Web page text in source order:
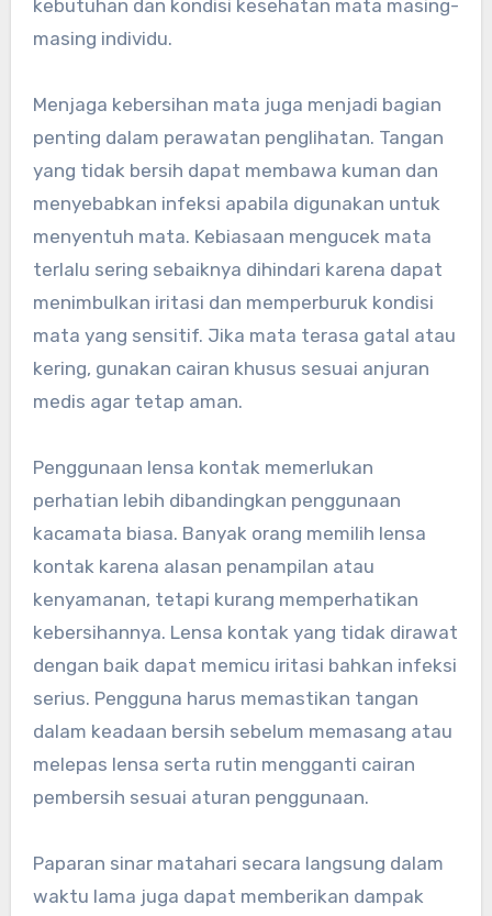
kebutuhan dan kondisi kesehatan mata masing-
masing individu.
Menjaga kebersihan mata juga menjadi bagian
penting dalam perawatan penglihatan. Tangan
yang tidak bersih dapat membawa kuman dan
menyebabkan infeksi apabila digunakan untuk
menyentuh mata. Kebiasaan mengucek mata
terlalu sering sebaiknya dihindari karena dapat
menimbulkan iritasi dan memperburuk kondisi
mata yang sensitif. Jika mata terasa gatal atau
kering, gunakan cairan khusus sesuai anjuran
medis agar tetap aman.
Penggunaan lensa kontak memerlukan
perhatian lebih dibandingkan penggunaan
kacamata biasa. Banyak orang memilih lensa
kontak karena alasan penampilan atau
kenyamanan, tetapi kurang memperhatikan
kebersihannya. Lensa kontak yang tidak dirawat
dengan baik dapat memicu iritasi bahkan infeksi
serius. Pengguna harus memastikan tangan
dalam keadaan bersih sebelum memasang atau
melepas lensa serta rutin mengganti cairan
pembersih sesuai aturan penggunaan.
Paparan sinar matahari secara langsung dalam
waktu lama juga dapat memberikan dampak